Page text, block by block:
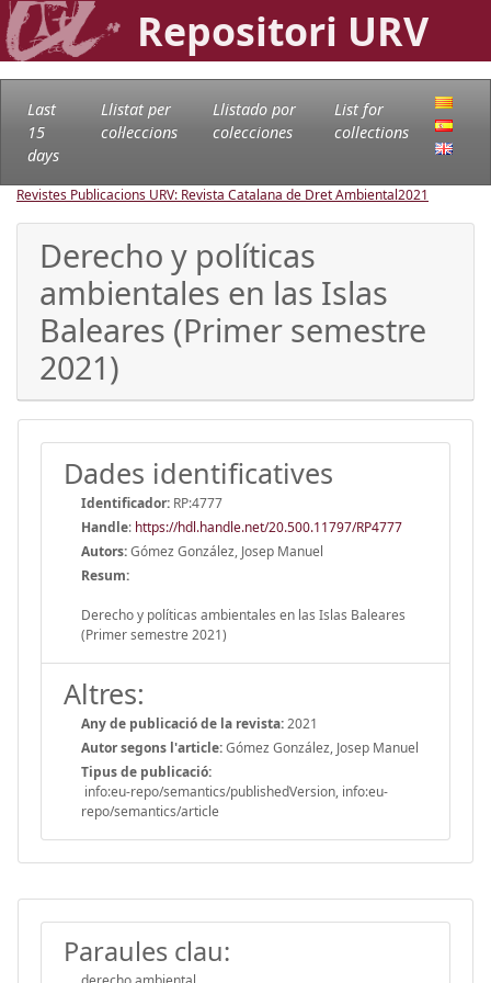
Repositori URV
Last
15
days
Llistat per
col·leccions
Llistado por
colecciones
List for
collections
Revistes Publicacions URV: Revista Catalana de Dret Ambiental2021
Derecho y políticas
ambientales en las Islas
Baleares (Primer semestre
2021)
Dades identificatives
Identificador: RP:4777
Handle: https://hdl.handle.net/20.500.11797/RP4777
Autors:Gómez González, Josep Manuel
Resum:
Derecho y políticas ambientales en las Islas Baleares
(Primer semestre 2021)
Altres:
Any de publicació de la revista:2021
Autor segons l'article:Gómez González, Josep Manuel
Tipus de publicació:
info:eu-repo/semantics/publishedVersion, info:eu-
repo/semantics/article
Paraules clau: